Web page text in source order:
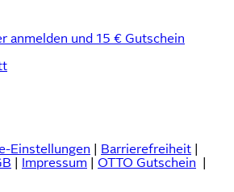
anmelden und 15 € Gutschein
Einstellungen Barrierefreiheit
Impressum OTTO Gutschein